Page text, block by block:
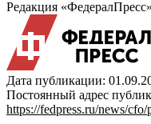
Редакция
Дата публикации:
Постоянный адрес
https://fedpress.ru/news/